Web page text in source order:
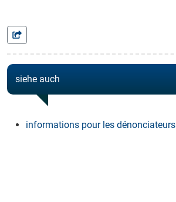
siehe auch
informations pour les dénonciateurs